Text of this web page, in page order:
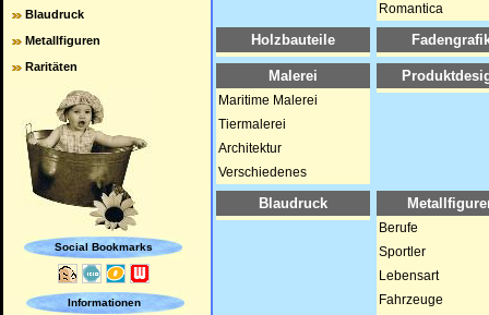
Blaudruck
Metallfiguren
Raritäten
Social Bookmarks
Informationen
Romantica
Holzbauteile
Malerei
Maritime Malerei
Tiermalerei
Architektur
Verschiedenes
Blaudruck
Berufe
Sportler
Lebensart
Fahrzeuge